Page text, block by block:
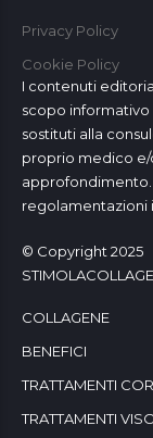
Privacy Policy
Cookie Policy
I contenuti
scopo
sostituti alla
proprio medico e/
regolamentazioni
© Copyright 2025
COLLAGENE
BENEFICI
TRATTAMENTI
TRATTAMENTI